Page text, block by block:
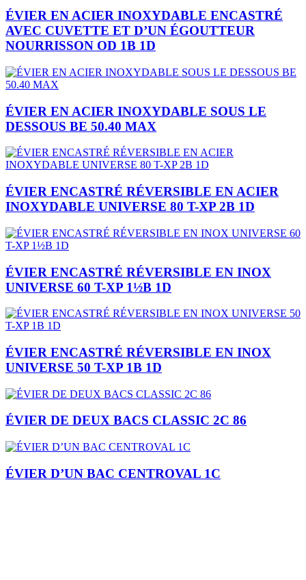
ÉVIER EN ACIER INOXYDABLE ENCASTRÉ
AVEC CUVETTE ET D’UN ÉGOUTTEUR
NOURRISSON OD 1B 1D
ÉVIER EN ACIER INOXYDABLE SOUS LE
DESSOUS BE 50.40 MAX
ÉVIER ENCASTRÉ RÉVERSIBLE EN ACIER
INOXYDABLE UNIVERSE 80 T-XP 2B 1D
ÉVIER ENCASTRÉ RÉVERSIBLE EN INOX
UNIVERSE 60 T-XP 1½B 1D
ÉVIER ENCASTRÉ RÉVERSIBLE EN INOX
UNIVERSE 50 T-XP 1B 1D
ÉVIER DE DEUX BACS CLASSIC 2C 86
ÉVIER D’UN BAC CENTROVAL 1C